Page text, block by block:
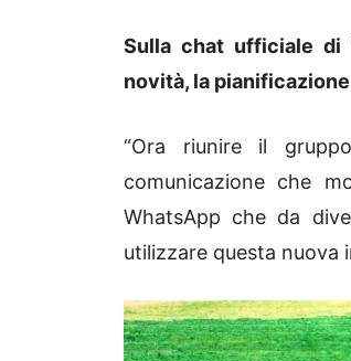
Sulla chat ufficiale di
novità, la
“Ora riunire il
comunicazione che
WhatsApp che da
utilizzare questa nuova